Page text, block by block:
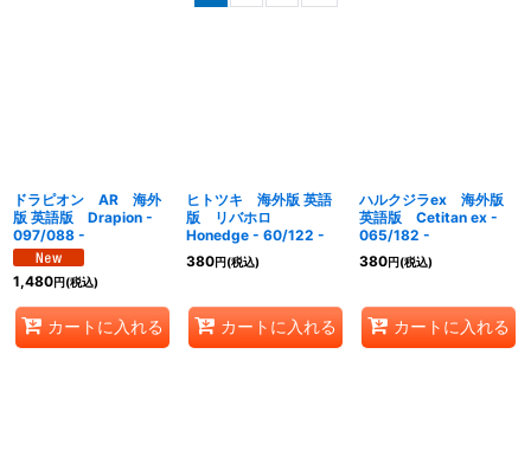
ドラピオン AR 海外
版 英語版 Drapion -
097/088 -
1,480円(税込)
カートに入れる
ヒトツキ 海外版 英語
版 リバホロ
Honedge - 60/122 -
380円(税込)
カートに入れる
ハルクジラex 海外版
英語版 Cetitan ex -
065/182 -
380円(税込)
カートに入れる